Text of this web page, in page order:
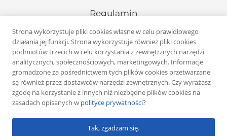
Regulamin
Polityka prywatności
Copyright © 2026 Rafał Żuber
Powered byKlub eMarketera
Strona wykorzystuje pliki cookies własne w celu prawidłowego
działania jej funkcji. Strona wykorzystuje również pliki cookies
podmiotów trzecich w celu korzystania z zewnętrznych narzędzi
analitycznych, społecznościowych, marketingowych. Informacje
gromadzone za pośrednictwem tych plików cookies przetwarzane
są również przez dostawców narzędzi zewnętrznych. Czy wyrażasz
zgodę na korzystanie z innych niż niezbędne plików cookies na
zasadach opisanych w polityce prywatności?
Tak, zgadzam się.